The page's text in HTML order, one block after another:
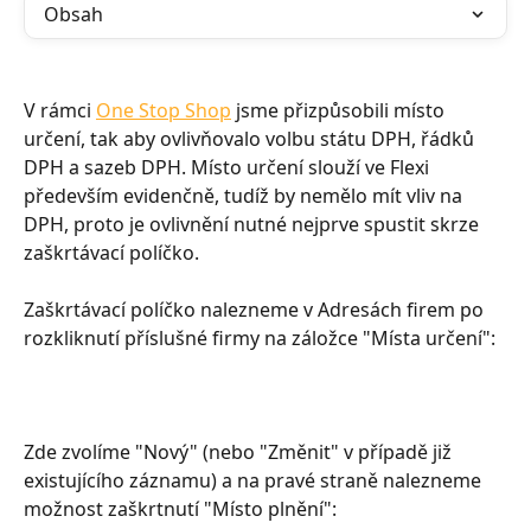
Obsah
V rámci One Stop Shop jsme přizpůsobili místo
určení, tak aby ovlivňovalo volbu státu DPH, řádků
DPH a sazeb DPH. Místo určení slouží ve Flexi
především evidenčně, tudíž by nemělo mít vliv na
DPH, proto je ovlivnění nutné nejprve spustit skrze
zaškrtávací políčko.
Zaškrtávací políčko nalezneme v Adresách firem po
rozkliknutí příslušné firmy na záložce "Místa určení":
Zde zvolíme "Nový" (nebo "Změnit" v případě již
existujícího záznamu) a na pravé straně nalezneme
možnost zaškrtnutí "Místo plnění":